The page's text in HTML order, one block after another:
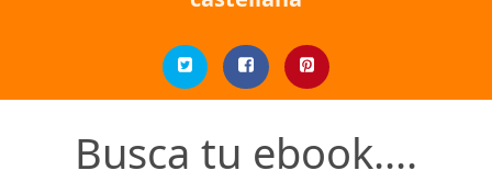
Busca tu ebook....